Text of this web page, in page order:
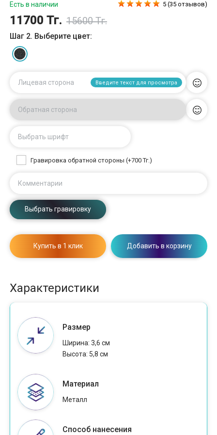
Есть в наличии
11700 Тг. 15600 Тг.
5 (35 отзывов)
Шаг 2. Выберите цвет:
Лицевая сторона Введите текст для просмотра
Обратная сторона
Выбрать шрифт
Гравировка обратной стороны (+700 Тг.)
Комментарии
Выбрать гравировку
Купить в 1 клик Добавить в корзину
Характеристики
Размер
Ширина: 3,6 см
Высота: 5,8 см
Материал
Металл
Способ нанесения